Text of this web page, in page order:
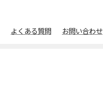
よくある質問 お問い合わせ